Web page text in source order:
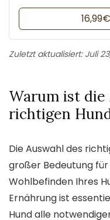
Zuletzt aktualisiert: Juli
Warum ist die
richtigen
Die Auswahl des
großer Bedeutung
Wohlbefinden Ihres
Ernährung ist
Hund alle